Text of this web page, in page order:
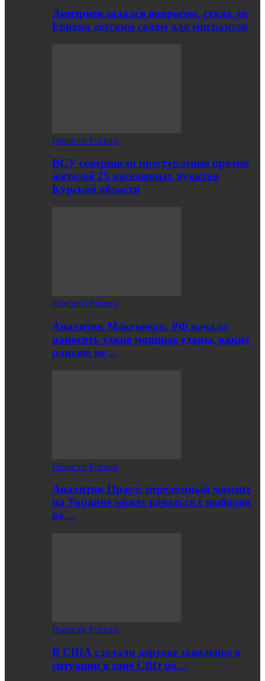
Дмитриев задался вопросом, стала ли
Европа детским садом для мигрантов
Новости России
ВСУ совершили преступления против
жителей 25 населенных пунктов
Курской области
Новости России
Аналитик Макговерн: РФ начала
наносить такие мощные удары, каких
раньше не…
Новости России
Аналитик Прауд: переломный момент
на Украине может начаться с выборов
во…
Новости России
В США сделали дерзкое заявление о
ситуации в зоне СВО по…